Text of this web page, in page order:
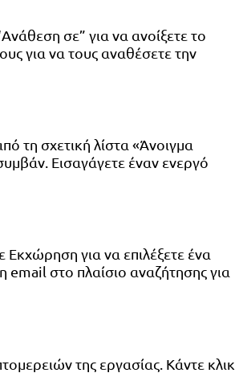
σε” για να ανοίξετε το
για να τους αναθέσετε την
τη σχετική λίστα «Άνοιγμα
Εισαγάγετε έναν ενεργό
Εκχώρηση για να επιλέξετε ένα
στο πλαίσιο αναζήτησης για
της εργασίας. Κάντε κλικ